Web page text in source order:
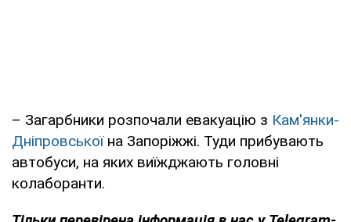
– Загарбники розпочали евакуацію з Кам'янки-
Дніпровськоїна Запоріжжі. Туди прибувають
автобуси, на яких виїжджають головні
колаборанти.